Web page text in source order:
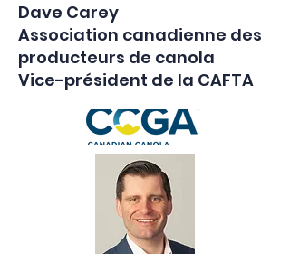
Dave Carey
Association canadienne des
producteurs de canola
Vice-président de la CAFTA